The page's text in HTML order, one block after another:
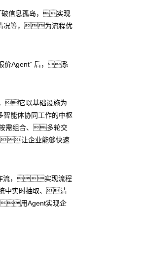
信息孤岛，实现
况等，为流程优
价Agent” 后，系
它以基础设施为
能体协同工作的中枢
需组合、多轮交
让企业能够快速
流，实现流程
中实时抽取、清
用Agent实现企